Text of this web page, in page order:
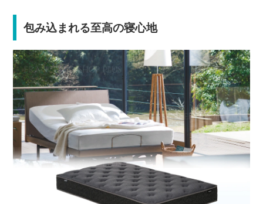
包み込まれる至高の寝心地